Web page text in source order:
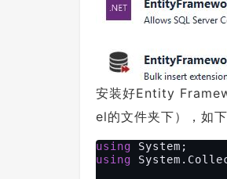
安装好Entity
el的文件夹下），如
using
using